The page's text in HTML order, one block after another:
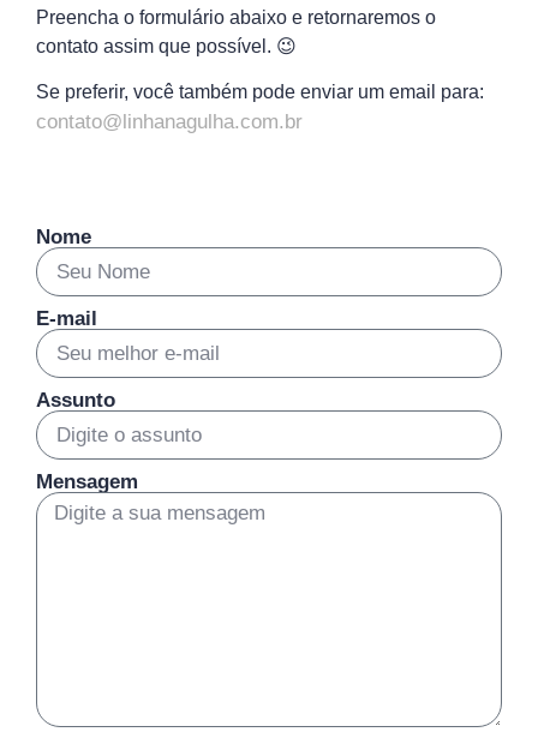
Preencha o formulário abaixo e retornaremos o
contato assim que possível. 😉
Se preferir, você também pode enviar um email para:
contato@linhanagulha.com.br
Nome
E-mail
Assunto
Mensagem